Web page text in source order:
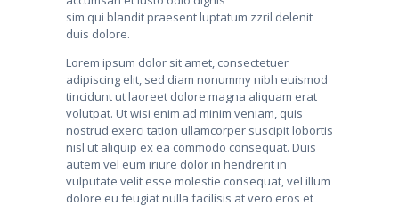
sim qui blandit praesent luptatum zzril delenit
duis dolore.
Lorem ipsum dolor sit amet, consectetuer
adipiscing elit, sed diam nonummy nibh euismod
tincidunt ut laoreet dolore magna aliquam erat
volutpat. Ut wisi enim ad minim veniam, quis
nostrud exerci tation ullamcorper suscipit lobortis
nisl ut aliquip ex ea commodo consequat. Duis
autem vel eum iriure dolor in hendrerit in
vulputate velit esse molestie consequat, vel illum
dolore eu feugiat nulla facilisis at vero eros et